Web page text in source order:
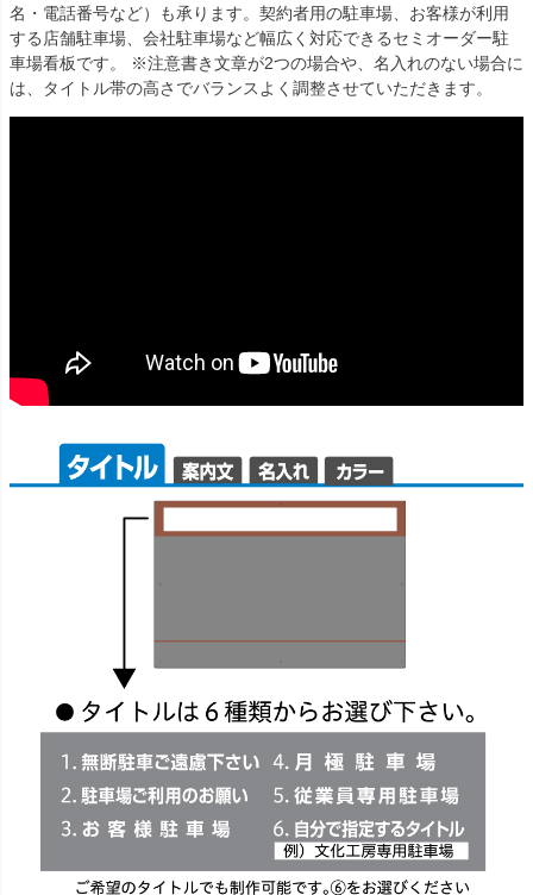
名・電話番号など）も承ります。契約者用の駐車場、お客様が利用
する店舗駐車場、会社駐車場など幅広く対応できるセミオーダー駐
車場看板です。 ※注意書き文章が2つの場合や、名入れのない場合に
は、タイトル帯の高さでバランスよく調整させていただきます。